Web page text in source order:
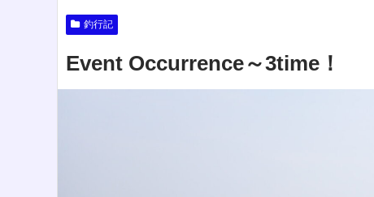
釣行記
Event Occurrence～3time！